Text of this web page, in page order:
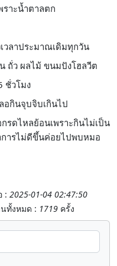
ราะน้ำตาลตก
วลาประมาณเดิมทุกวัน
ถั่ว ผลไม้ ขนมปังโฮลวีต
ชั่วโมง
อกินจุบจิบเกินไป
รดไหลย้อนเพราะกินไม่เป็น
ารไม่ดีขึ้นค่อยไปพบหมอ
: 2025-01-04 02:47:50
ทั้งหมด : 1719 ครั้ง